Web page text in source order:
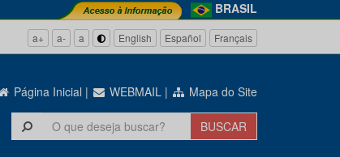
BRASIL
a+ a- a English Español Français
Página Inicial | WEBMAIL | Mapa do Site